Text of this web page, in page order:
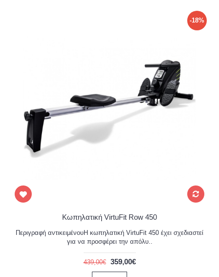
-18%
Κωπηλατική VirtuFit Row 450
Περιγραφή αντικειμένουΗ κωπηλατική VirtuFit 450 έχει σχεδιαστεί
για να προσφέρει την απόλυ..
439,00€ 359,00€